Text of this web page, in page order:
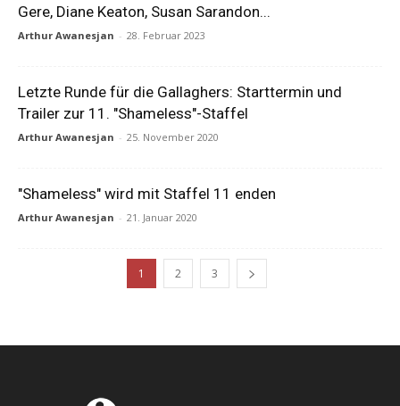
Gere, Diane Keaton, Susan Sarandon...
Arthur Awanesjan - 28. Februar 2023
Letzte Runde für die Gallaghers: Starttermin und
Trailer zur 11. "Shameless"-Staffel
Arthur Awanesjan - 25. November 2020
"Shameless" wird mit Staffel 11 enden
Arthur Awanesjan - 21. Januar 2020
1 2 3